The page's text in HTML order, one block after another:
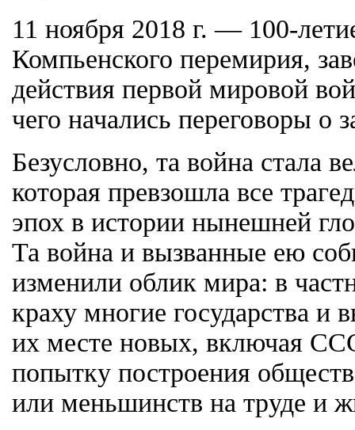
11 ноября 2018 г. — 100-
Компьенского перемирия,
действия первой мировой
чего начались переговоры о
Безусловно, та война стала
которая превзошла все
эпох в истории нынешней
Та война и вызванные ею
изменили облик мира: в
краху многие государства и
их месте новых, включая
попытку построения
или меньшинств на труде и